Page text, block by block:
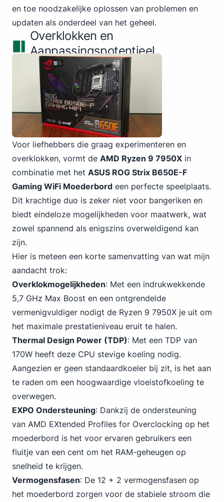
en toe noodzakelijke oplossen van problemen en
updaten als onderdeel van het geheel.
Overklokken en
Aanpassingspotentieel
Voor liefhebbers die graag experimenteren en
overklokken, vormt de AMD Ryzen 9 7950X in
combinatie met het ASUS ROG Strix B650E-F
Gaming WiFi Moederbord een perfecte speelplaats.
Dit krachtige duo is zeker niet voor bangeriken en
biedt eindeloze mogelijkheden voor maatwerk, wat
zowel spannend als enigszins overweldigend kan
zijn.
Hier is meteen een korte samenvatting van wat mijn
aandacht trok:
Overklokmogelijkheden: Met een indrukwekkende
5,7 GHz Max Boost en een ontgrendelde
vermenigvuldiger nodigt de Ryzen 9 7950X je uit om
het maximale prestatieniveau eruit te halen.
Thermal Design Power (TDP): Met een TDP van
170W heeft deze CPU stevige koeling nodig.
Aangezien er geen standaardkoeler bij zit, is het aan
te raden om een hoogwaardige vloeistofkoeling te
overwegen.
EXPO Ondersteuning: Dankzij de ondersteuning
van AMD EXtended Profiles for Overclocking op het
moederbord is het voor ervaren gebruikers een
fluitje van een cent om het RAM-geheugen op
snelheid te krijgen.
Vermogensfasen: De 12 + 2 vermogensfasen op
het moederbord zorgen voor de stabiele stroom die